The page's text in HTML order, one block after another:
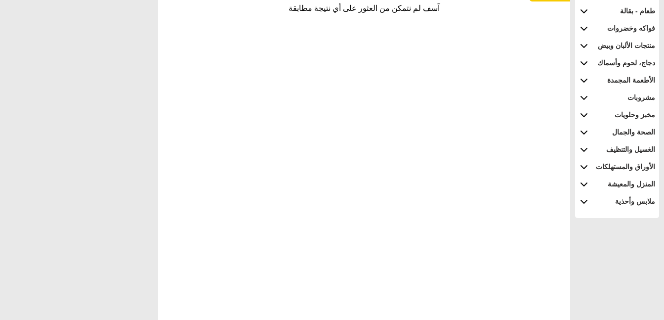
طعام - بقالة
فواكه وخضروات
منتجات الألبان وبيض
دجاج، لحوم وأسماك
الأطعمة المجمدة
مشروبات
مخبز وحلويات
الصحة والجمال
الغسيل والتنظيف
الأوراق والمستهلكات
المنزل والمعيشة
ملابس وأحذية
آسف لم نتمكن من العثور على أي نتيجة مطابقة